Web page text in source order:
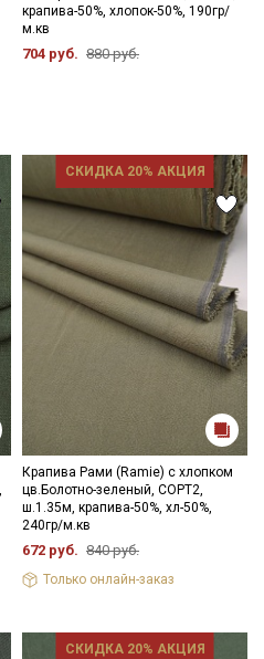
крапива-50%, хлопок-50%, 190гр/
м.кв
704 руб. 880 руб.
СКИДКА 20% АКЦИЯ
Крапива Рами (Ramie) с хлопком
цв.Болотно-зеленый, СОРТ2,
ш.1.35м, крапива-50%, хл-50%,
240гр/м.кв
672 руб. 840 руб.
Только онлайн-заказ
СКИДКА 20% АКЦИЯ